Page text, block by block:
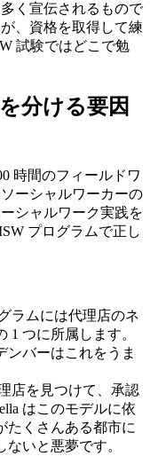
く宣伝されるもので
、資格を取得して練
試験ではどこで勉
分ける要因
時間のフィールドワ
ーシャルワーカーの
シャルワーク実践を
プログラムで正し
ラムには代理店のネ
1 つに所属します。
ンバーはこれをうま
店を見つけて、承認
はこのモデルに依
たくさんある都市に
いと悪夢です。